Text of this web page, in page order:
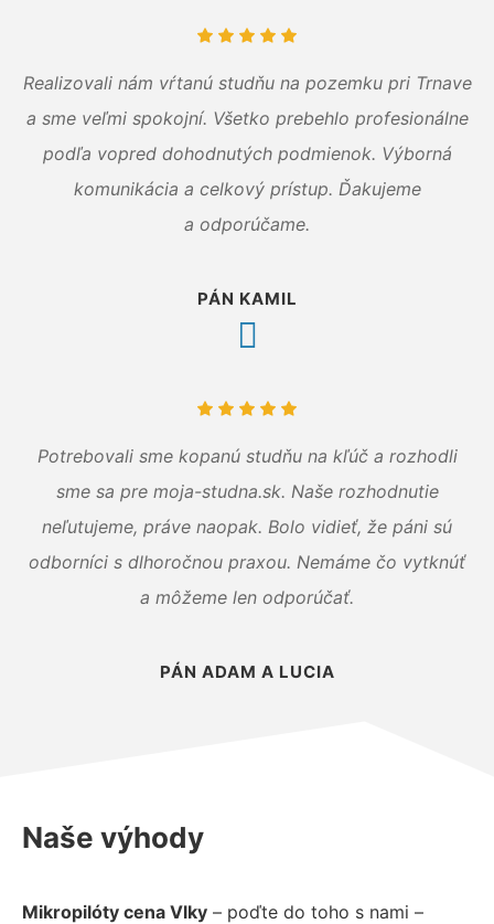
Realizovali nám vŕtanú studňu na pozemku pri Trnave
a sme veľmi spokojní. Všetko prebehlo profesionálne
podľa vopred dohodnutých podmienok. Výborná
komunikácia a celkový prístup. Ďakujeme
a odporúčame.
PÁN KAMIL
Potrebovali sme kopanú studňu na kľúč a rozhodli
sme sa pre moja-studna.sk. Naše rozhodnutie
neľutujeme, práve naopak. Bolo vidieť, že páni sú
odborníci s dlhoročnou praxou. Nemáme čo vytknúť
a môžeme len odporúčať.
PÁN ADAM A LUCIA
Naše výhody
Mikropilóty cena Vlky – poďte do toho s nami –